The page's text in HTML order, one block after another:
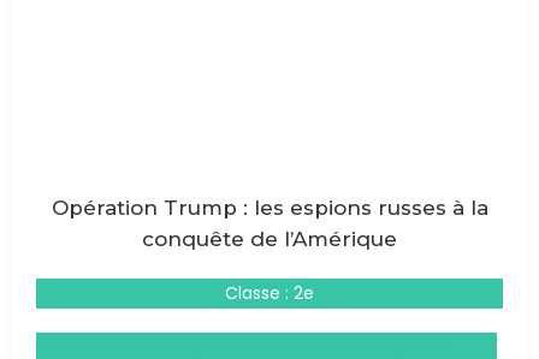
Opération Trump : les espions russes à la
conquête de l’Amérique
Classe : 2e